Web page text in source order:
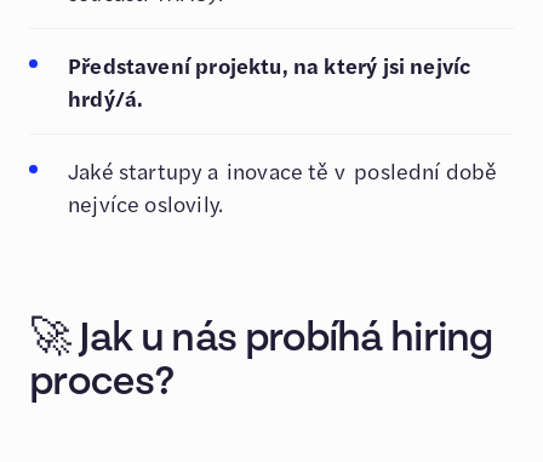
Představení projektu, na který jsi nejvíc
hrdý/á.
Jaké startupy a inovace tě v poslední době
nejvíce oslovily.
🚀 Jak u nás probíhá hiring
proces?